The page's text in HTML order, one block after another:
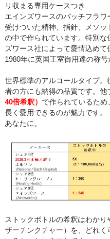
リ収まる専用ケースつき
エインズワースのバッチフラ
受けついた精神、指針、メソ
の中で作られています。特別
ズワース社によって愛情込めて
1980年に英国王室御用達の称号
世界標準のアルコールタイプ
者の方にも納得の品質です。他
40倍希釈） で作られているため
長く愛用できるのが魅力です。
あなたに。
ストックボトルの希釈はわか
ザーチンクチャー）を、どれ